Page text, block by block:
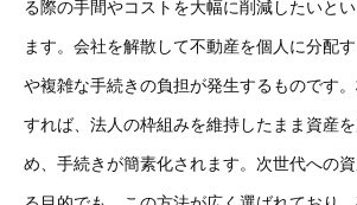
る際の手間やコストを大幅に削減したいと
ます。会社を解散して不動産を個人に分配
や複雑な手続きの負担が発生するものです
すれば、法人の枠組みを維持したまま資産
め、手続きが簡素化されます。次世代への